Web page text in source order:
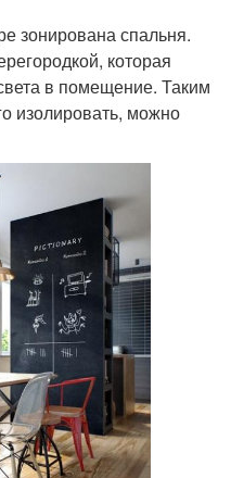
зонирована спальня.
которая
в помещение. Таким
изолировать, можно